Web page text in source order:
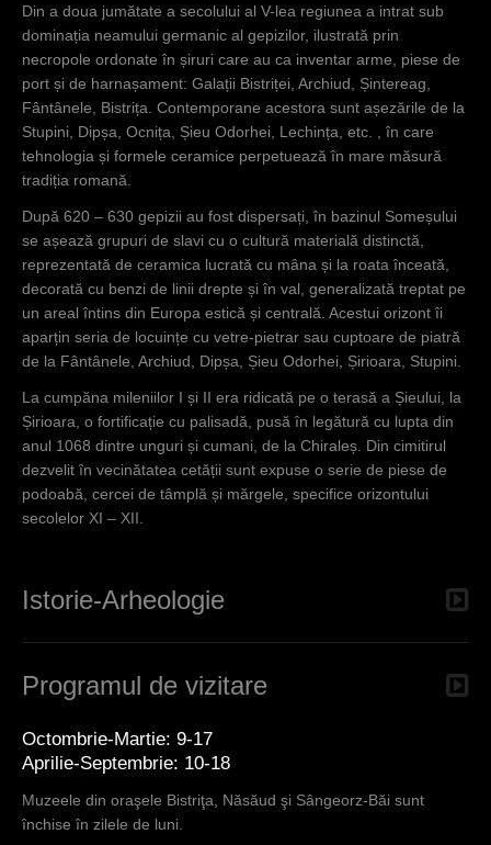
perpetuează
odată cu
producătorii
și utilizatorii
lor, populația
daco-
romană.
Din a doua jumătate a secolului al V-lea regiunea a intrat sub
dominația neamului germanic al gepizilor, ilustrată prin
necropole ordonate în șiruri care au ca inventar arme, piese de
port și de harnașament: Galații Bistriței, Archiud, Șintereag,
Fântânele, Bistrița. Contemporane acestora sunt așezările de la
Stupini, Dipșa, Ocnița, Șieu Odorhei, Lechința, etc. , în care
tehnologia și formele ceramice perpetuează în mare măsură
tradiția romană.
După 620 – 630 gepizii au fost dispersați, în bazinul Someșului
se așează grupuri de slavi cu o cultură materială distinctă,
reprezentată de ceramica lucrată cu mâna și la roata înceată,
decorată cu benzi de linii drepte și în val, generalizată treptat pe
un areal întins din Europa estică și centrală. Acestui orizont îi
aparțin seria de locuințe cu vetre-pietrar sau cuptoare de piatră
de la Fântânele, Archiud, Dipșa, Șieu Odorhei, Șirioara, Stupini.
La cumpăna mileniilor I și II era ridicată pe o terasă a Șieului, la
Șirioara, o fortificație cu palisadă, pusă în legătură cu lupta din
anul 1068 dintre unguri și cumani, de la Chiraleș. Din cimitirul
dezvelit în vecinătatea cetății sunt expuse o serie de piese de
podoabă, cercei de tâmplă și mărgele, specifice orizontului
secolelor XI – XII.
Istorie-Arheologie
Programul de vizitare
Octombrie-Martie: 9-17
Aprilie-Septembrie: 10-18
Muzeele din oraşele Bistriţa, Năsăud şi Sângeorz-Băi sunt
închise în zilele de luni.